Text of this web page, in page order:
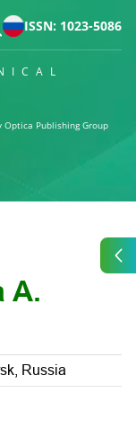
ISSN: 1023-5086
Publishing Group
A.
Russia